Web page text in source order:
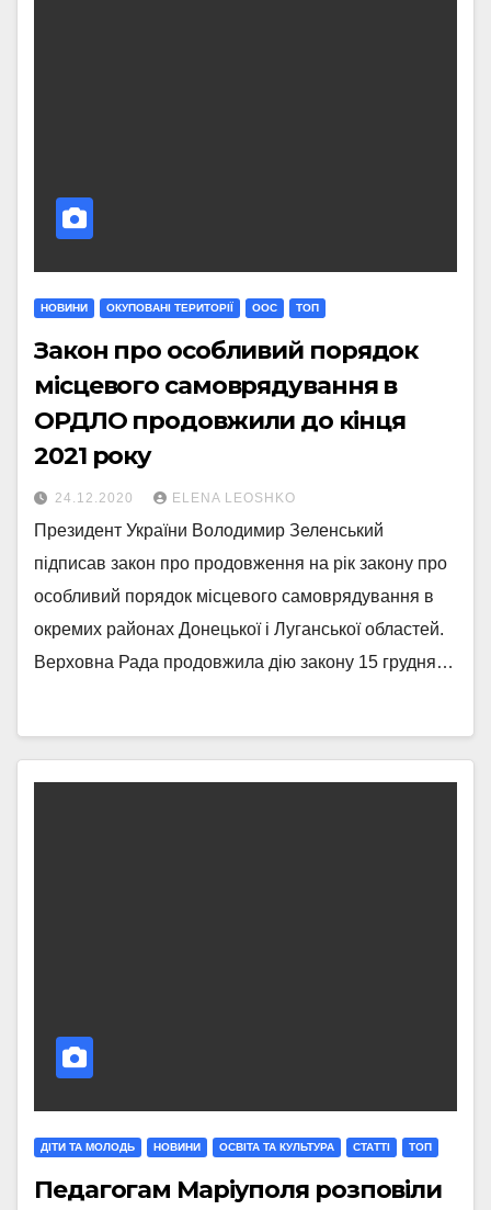
НОВИНИ ОКУПОВАНІ ТЕРИТОРІЇ ООС ТОП
Закон про особливий порядок
місцевого самоврядування в
ОРДЛО продовжили до кінця
2021 року
24.12.2020 ELENA LEOSHKO
Президент України Володимир Зеленський
підписав закон про продовження на рік закону про
особливий порядок місцевого самоврядування в
окремих районах Донецької і Луганської областей.
Верховна Рада продовжила дію закону 15 грудня…
ДІТИ ТА МОЛОДЬ НОВИНИ ОСВІТА ТА КУЛЬТУРА СТАТТI ТОП
Педагогам Маріуполя розповіли